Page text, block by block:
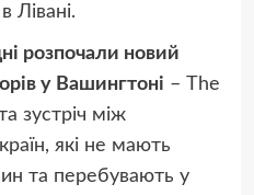
Лівані.
розпочали новий
у Вашингтоні – The
зустріч між
які не мають
та перебувають у